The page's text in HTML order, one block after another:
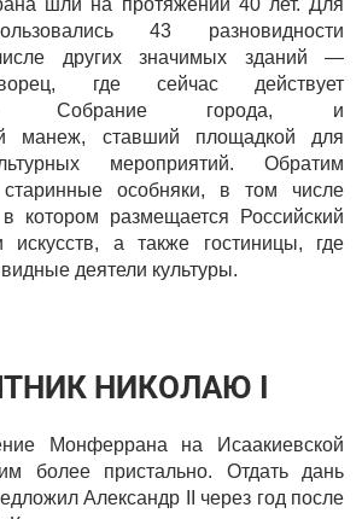
43 разновидности
других значимых зданий —
где сейчас действует
Собрание города, и
манеж, ставший площадкой для
мероприятий. Обратим
особняки, в том числе
котором размещается Российский
искусств, а также гостиницы, где
деятели культуры.
НИКОЛАЮ I
Монферрана на Исаакиевской
более пристально. Отдать дань
Александр II через год после